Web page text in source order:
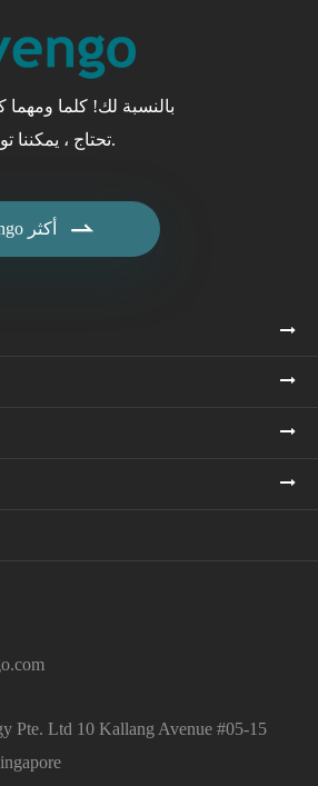
تحتاج ، يمكننا توفير أفضل حل لعملائنا.
لمعرفة Invengo أكثر 
Pte. Ltd 10 Kallang Avenue #05-15